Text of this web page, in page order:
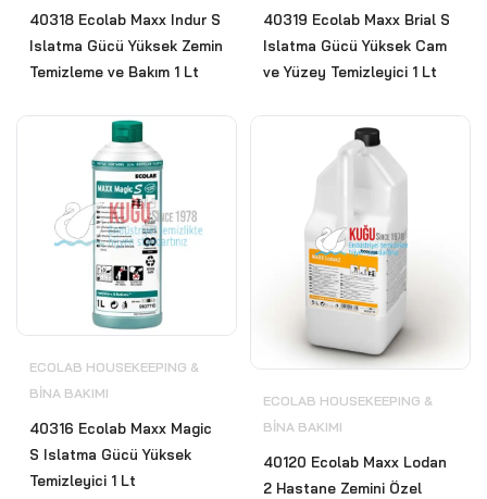
40318 Ecolab Maxx Indur S
Islatma Gücü Yüksek Zemin
Temizleme ve Bakım 1 Lt
40319 Ecolab Maxx Brial S
Islatma Gücü Yüksek Cam
ve Yüzey Temizleyici 1 Lt
ECOLAB HOUSEKEEPING &
BİNA BAKIMI
40316 Ecolab Maxx Magic
S Islatma Gücü Yüksek
Temizleyici 1 Lt
ECOLAB HOUSEKEEPING &
BİNA BAKIMI
40120 Ecolab Maxx Lodan
2 Hastane Zemini Özel